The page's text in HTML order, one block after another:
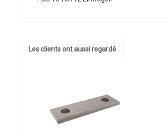
Les clients ont aussi regardé